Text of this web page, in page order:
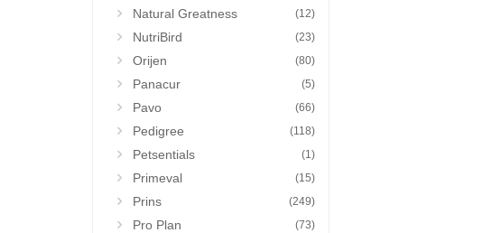
Natural Greatness (12)
NutriBird (23)
Orijen (80)
Panacur (5)
Pavo (66)
Pedigree (118)
Petsentials (1)
Primeval (15)
Prins (249)
Pro Plan (73)